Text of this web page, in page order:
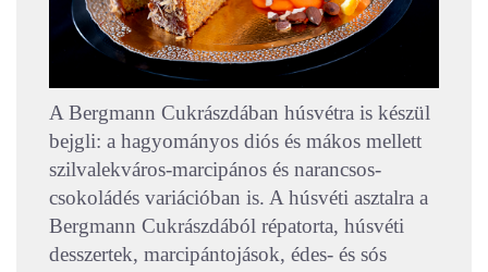
A Bergmann Cukrászdában húsvétra is készül
bejgli: a hagyományos diós és mákos mellett
szilvalekváros-marcipános és narancsos-
csokoládés variációban is. A húsvéti asztalra a
Bergmann Cukrászdából répatorta, húsvéti
desszertek, marcipántojások, édes- és sós